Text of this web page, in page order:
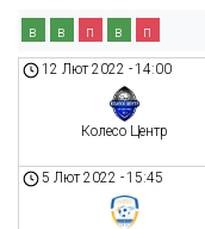
в в п в п
12 Лют 2022 -14:00
Колесо Центр
5 Лют 2022 -15:45